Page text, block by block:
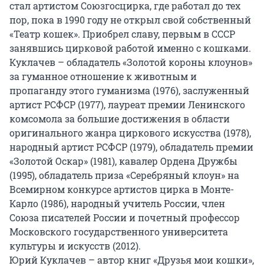
стал артистом Союзгосцирка, где работал до тех
пор, пока в 1990 году не открыл свой собственный
«Театр кошек». Приобрел славу, первым в СССР
занявшись цирковой работой именно с кошками.
Куклачев – обладатель «Золотой короны клоунов»
за гуманное отношение к животным и
пропаганду этого гуманизма (1976), заслуженный
артист РСФСР (1977), лауреат премии Ленинского
комсомола за большие достижения в области
оригинального жанра циркового искусства (1978),
народный артист РСФСР (1979), обладатель премии
«Золотой Оскар» (1981), кавалер Ордена Дружбы
(1995), обладатель приза «Серебряный клоун» на
Всемирном конкурсе артистов цирка в Монте-
Карло (1986), народный учитель России, член
Союза писателей России и почетный профессор
Московского государственного университета
культуры и искусств (2012).
Юрий Куклачев – автор книг «Друзья мои кошки»,